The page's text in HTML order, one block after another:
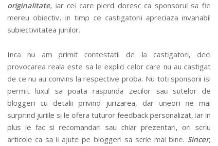
originalitate, iar cei care pierd doresc ca sponsorul sa fie
mereu obiectiv, in timp ce castigatorii apreciaza invariabil
subiectivitatea juriilor.
Inca nu am primit contestatii de la castigatori, deci
provocarea reala este sa le explici celor care nu au castigat
de ce nu au convins la respective proba. Nu toti sponsorii isi
permit luxul sa poata raspunda zecilor sau sutelor de
bloggeri cu detalii privind jurizarea, dar uneori ne mai
surprind juriile si le ofera tuturor feedback personalizat, iar in
plus le fac si recomandari sau chiar prezentari, ori scriu
articole ca sa ii ajute pe bloggeri sa scrie mai bine. Sincer,